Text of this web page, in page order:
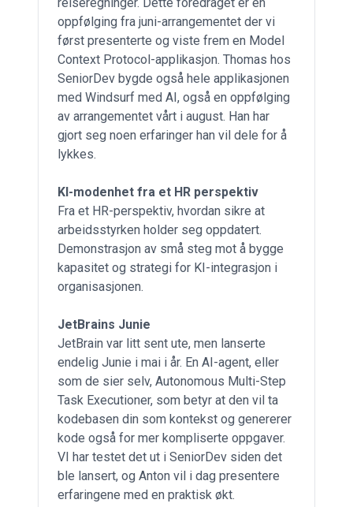
oppfølging fra juni-arrangementet der vi
først presenterte og viste frem en Model
Context Protocol-applikasjon. Thomas hos
SeniorDev bygde også hele applikasjonen
med Windsurf med AI, også en oppfølging
av arrangementet vårt i august. Han har
gjort seg noen erfaringer han vil dele for å
lykkes.
KI-modenhet fra et HR perspektiv
Fra et HR-perspektiv, hvordan sikre at
arbeidsstyrken holder seg oppdatert.
Demonstrasjon av små steg mot å bygge
kapasitet og strategi for KI-integrasjon i
organisasjonen.
JetBrains Junie
JetBrain var litt sent ute, men lanserte
endelig Junie i mai i år. En AI-agent, eller
som de sier selv, Autonomous Multi-Step
Task Executioner, som betyr at den vil ta
kodebasen din som kontekst og genererer
kode også for mer kompliserte oppgaver.
VI har testet det ut i SeniorDev siden det
ble lansert, og Anton vil i dag presentere
erfaringene med en praktisk økt.